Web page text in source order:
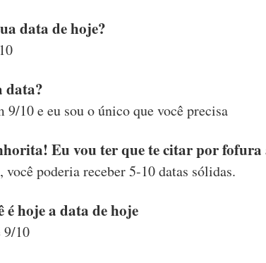
data de hoje?
data?
9/10 e eu sou o único que você precisa
Eu vou ter que te citar por fofura
você poderia receber 5-10 datas sólidas.
é hoje a data de hoje
9/10